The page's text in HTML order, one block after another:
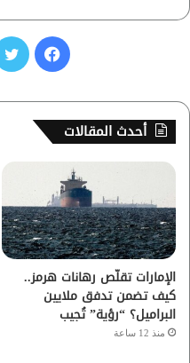
س
ب
ك
أحدث المقالات
الإمارات تقلّص رهانات هرمز..
كيف تضمن تدفق ملايين
البراميل؟ “رؤية” تُجيب
منذ 12 ساعة